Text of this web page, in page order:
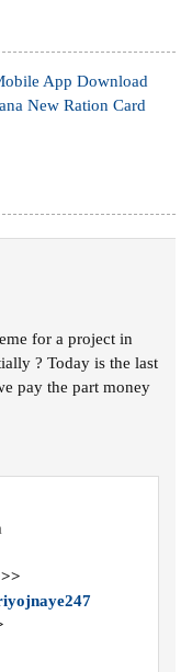
App Download
New Ration Card
for a project in
? Today is the last
pay the part money